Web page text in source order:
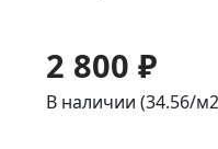
2 800 ₽
В наличии (34.56/м2